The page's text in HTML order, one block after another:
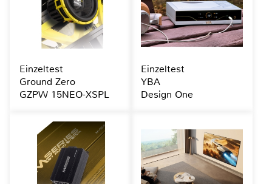
Einzeltest
Ground Zero
GZPW 15NEO-XSPL
Einzeltest
YBA
Design One